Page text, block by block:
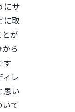
にサ
に取
とが
ら
す
ィレ
思い
いて